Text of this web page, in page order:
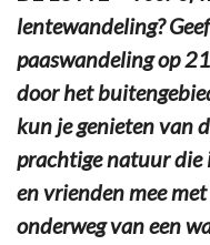
lentewandeling?
paaswandeling op
door het
kun je genieten van
prachtige natuur die
en vrienden mee
onderweg van een